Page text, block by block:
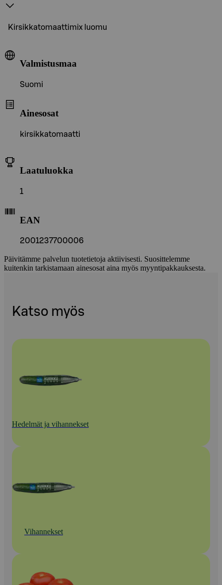
Kirsikkatomaattimix luomu
Valmistusmaa
Suomi
Ainesosat
kirsikkatomaatti
Laatuluokka
1
EAN
2001237700006
Päivitämme palvelun tuotetietoja aktiivisesti. Suosittelemme
kuitenkin tarkistamaan ainesosat aina myös myyntipakkauksesta.
Katso myös
Hedelmät ja vihannekset
Vihannekset